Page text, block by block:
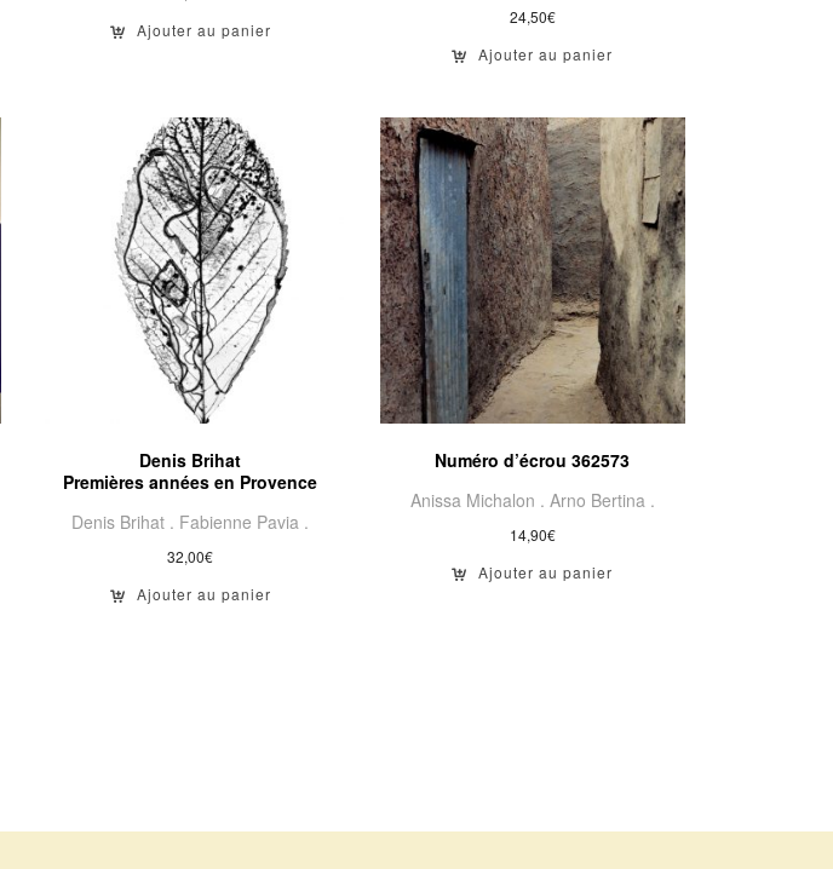
Ajouter au panier
24,50€
Ajouter au panier
Denis Brihat
Premières années en Provence
Denis Brihat . Fabienne Pavia .
32,00€
Ajouter au panier
Numéro d’écrou 362573
Anissa Michalon . Arno Bertina .
14,90€
Ajouter au panier